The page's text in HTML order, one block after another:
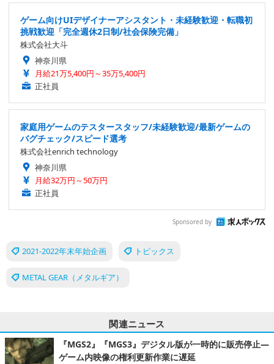
ゲーム向けUIデザイナーアシスタント・未経験歓迎・転職初
挑戦歓迎「完全週休2日制/社会保険完備」
株式会社大斗
神奈川県
月給21万5,400円～35万5,400円
正社員
家庭用ゲームのテスタースタッフ/未経験歓迎/最新ゲームの
バグチェック/スピード選考
株式会社enrich technology
神奈川県
月給32万円～50万円
正社員
Sponsored by
2021-2022年末年始企画 トピックス
METAL GEAR（メタルギア）
関連ニュース
『MGS2』『MGS3』デジタル版が一時的に販売停止―
ゲーム内映像の権利更新作業に遅延